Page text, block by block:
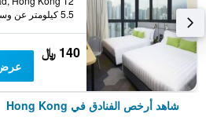
5.5 كيلومتر عن وسط المدينة
140 ﷼
شاهد أرخص الفنادق في Hong Kong